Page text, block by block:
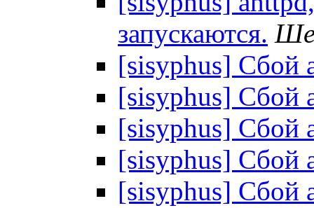
запускаются.
[sisyphus] Сбой
[sisyphus] Сбой
[sisyphus] Сбой
[sisyphus] Сбой
[sisyphus] Сбой